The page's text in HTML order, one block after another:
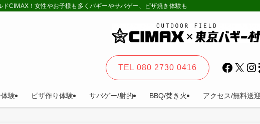
CIMAX！女性やお子様も多くバギーやサバゲー、ピザ焼き体験も。カーステイ、キャンプ
験 ピザ作り体験 サバゲー/射的 BBQ/焚き火 アクセス/無料送迎
TEL 080 2730 0416 X